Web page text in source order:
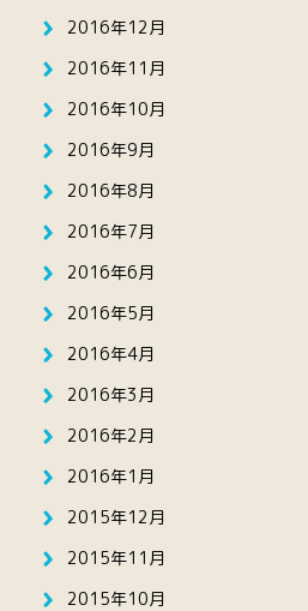
2016年12月
2016年11月
2016年10月
2016年9月
2016年8月
2016年7月
2016年6月
2016年5月
2016年4月
2016年3月
2016年2月
2016年1月
2015年12月
2015年11月
2015年10月